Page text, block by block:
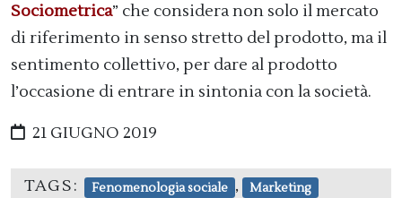
Sociometrica” che considera non solo il mercato
di riferimento in senso stretto del prodotto, ma il
sentimento collettivo, per dare al prodotto
l’occasione di entrare in sintonia con la società.
21 GIUGNO 2019
TAGS: Fenomenologia sociale , Marketing